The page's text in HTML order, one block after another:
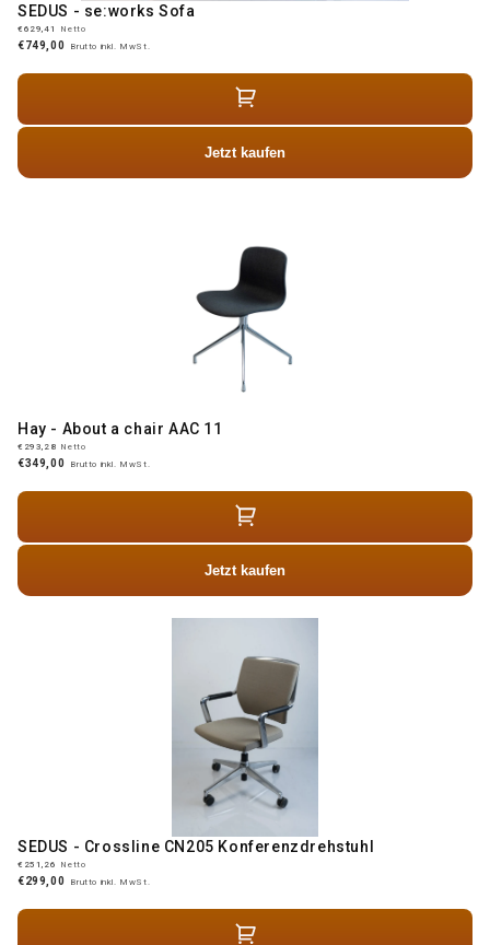
SEDUS - se:works Sofa
€629,41 Netto
€749,00 Brutto inkl. MwSt.
Jetzt kaufen
Hay - About a chair AAC 11
€293,28 Netto
€349,00 Brutto inkl. MwSt.
Jetzt kaufen
SEDUS - Crossline CN205 Konferenzdrehstuhl
€251,26 Netto
€299,00 Brutto inkl. MwSt.